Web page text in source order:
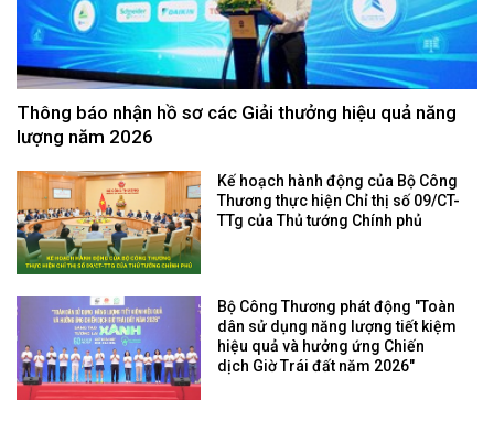
Thông báo nhận hồ sơ các Giải thưởng hiệu quả năng
lượng năm 2026
Kế hoạch hành động của Bộ Công
Thương thực hiện Chỉ thị số 09/CT-
TTg của Thủ tướng Chính phủ
Bộ Công Thương phát động "Toàn
dân sử dụng năng lượng tiết kiệm
hiệu quả và hưởng ứng Chiến
dịch Giờ Trái đất năm 2026"